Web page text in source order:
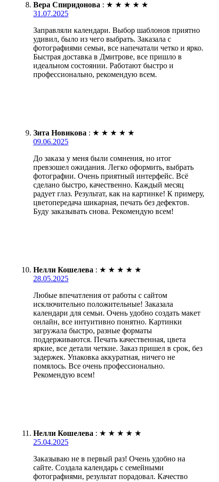
Вера Спиридонова : ★ ★ ★ ★ ★
31.07.2025
Заправляли календари. Выбор шаблонов приятно
удивил, было из чего выбрать. Заказала с
фотографиями семьи, все напечатали четко и ярко.
Быстрая доставка в Дмитрове, все пришло в
идеальном состоянии. Работают быстро и
профессионально, рекомендую всем.
Зита Новикова : ★ ★ ★ ★ ★
09.06.2025
До заказа у меня были сомнения, но итог
превзошел ожидания. Легко оформить, выбрать
фотографии. Очень приятный интерфейс. Всё
сделано быстро, качественно. Каждый месяц
радует глаз. Результат, как на картинке! К примеру,
цветопередача шикарная, печать без дефектов.
Буду заказывать снова. Рекомендую всем!
Нелли Кошелева : ★ ★ ★ ★ ★
28.05.2025
Любые впечатления от работы с сайтом
исключительно положительные! Заказала
календари для семьи. Очень удобно создать макет
онлайн, все интуитивно понятно. Картинки
загружала быстро, разные форматы
поддерживаются. Печать качественная, цвета
яркие, все детали четкие. Заказ пришел в срок, без
задержек. Упаковка аккуратная, ничего не
помялось. Все очень профессионально.
Рекомендую всем!
Нелли Кошелева : ★ ★ ★ ★ ★
25.04.2025
Заказываю не в первый раз! Очень удобно на
сайте. Создала календарь с семейными
фотографиями, результат порадовал. Качество